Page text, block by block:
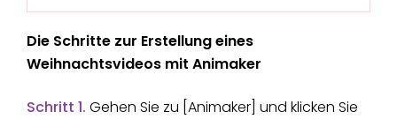
Die Schritte zur Erstellung eines
Weihnachtsvideos mit Animaker
Schritt 1. Gehen Sie zu [Animaker] und klicken Sie